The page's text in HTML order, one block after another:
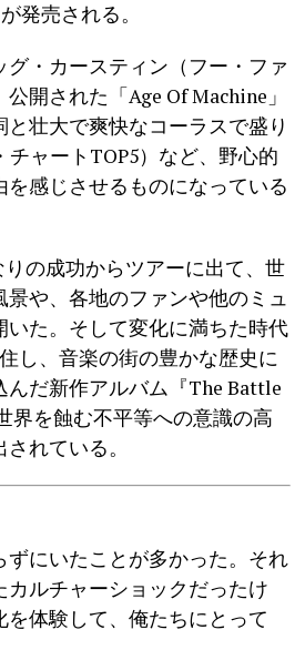
発売される。
・カースティン（フー・ファ
開された「Age Of Machine」
壮大で爽快なコーラスで盛り
ャートTOP5）など、野心的
感じさせるものになっている
の成功からツアーに出て、世
や、各地のファンや他のミュ
た。そして変化に満ちた時代
し、音楽の街の豊かな歴史に
だ新作アルバム『The Battle
界を蝕む不平等への意識の高
れている。
ずにいたことが多かった。それ
ルチャーショックだったけ
体験して、俺たちにとって